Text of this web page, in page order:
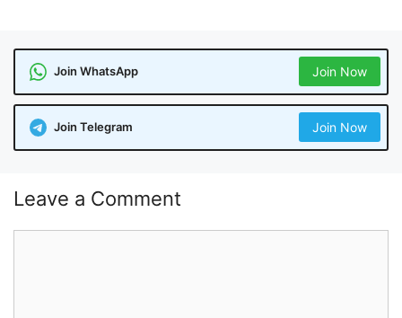
Join WhatsApp Join Now
Join Telegram Join Now
Leave a Comment